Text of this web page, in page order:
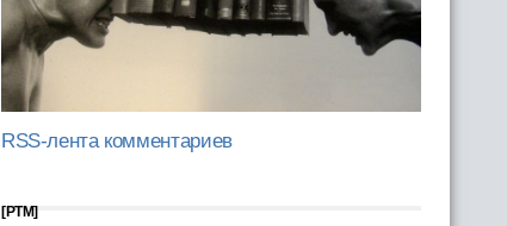
RSS-лента комментариев
[PTM]